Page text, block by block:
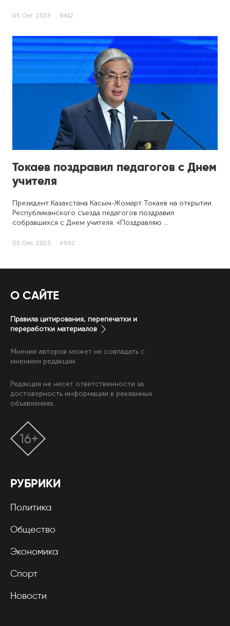
05 Окт, 2023 8412
Токаев поздравил педагогов с Днем
учителя
Президент Казахстана Касым-Жомарт Токаев на открытии
Республиканского съезда педагогов поздравил
собравшихся с Днем учителя. «Поздравляю …
05 Окт, 2023 4992
О САЙТЕ
Правила цитирования, перепечатки и
переработки материалов
Мнение авторов может не совпадать с
мнением редакции.
Редакция не несет ответственности за
достоверность информации в рекламных
объявлениях.
РУБРИКИ
Политика
Общество
Экономика
Спорт
Новости
16+